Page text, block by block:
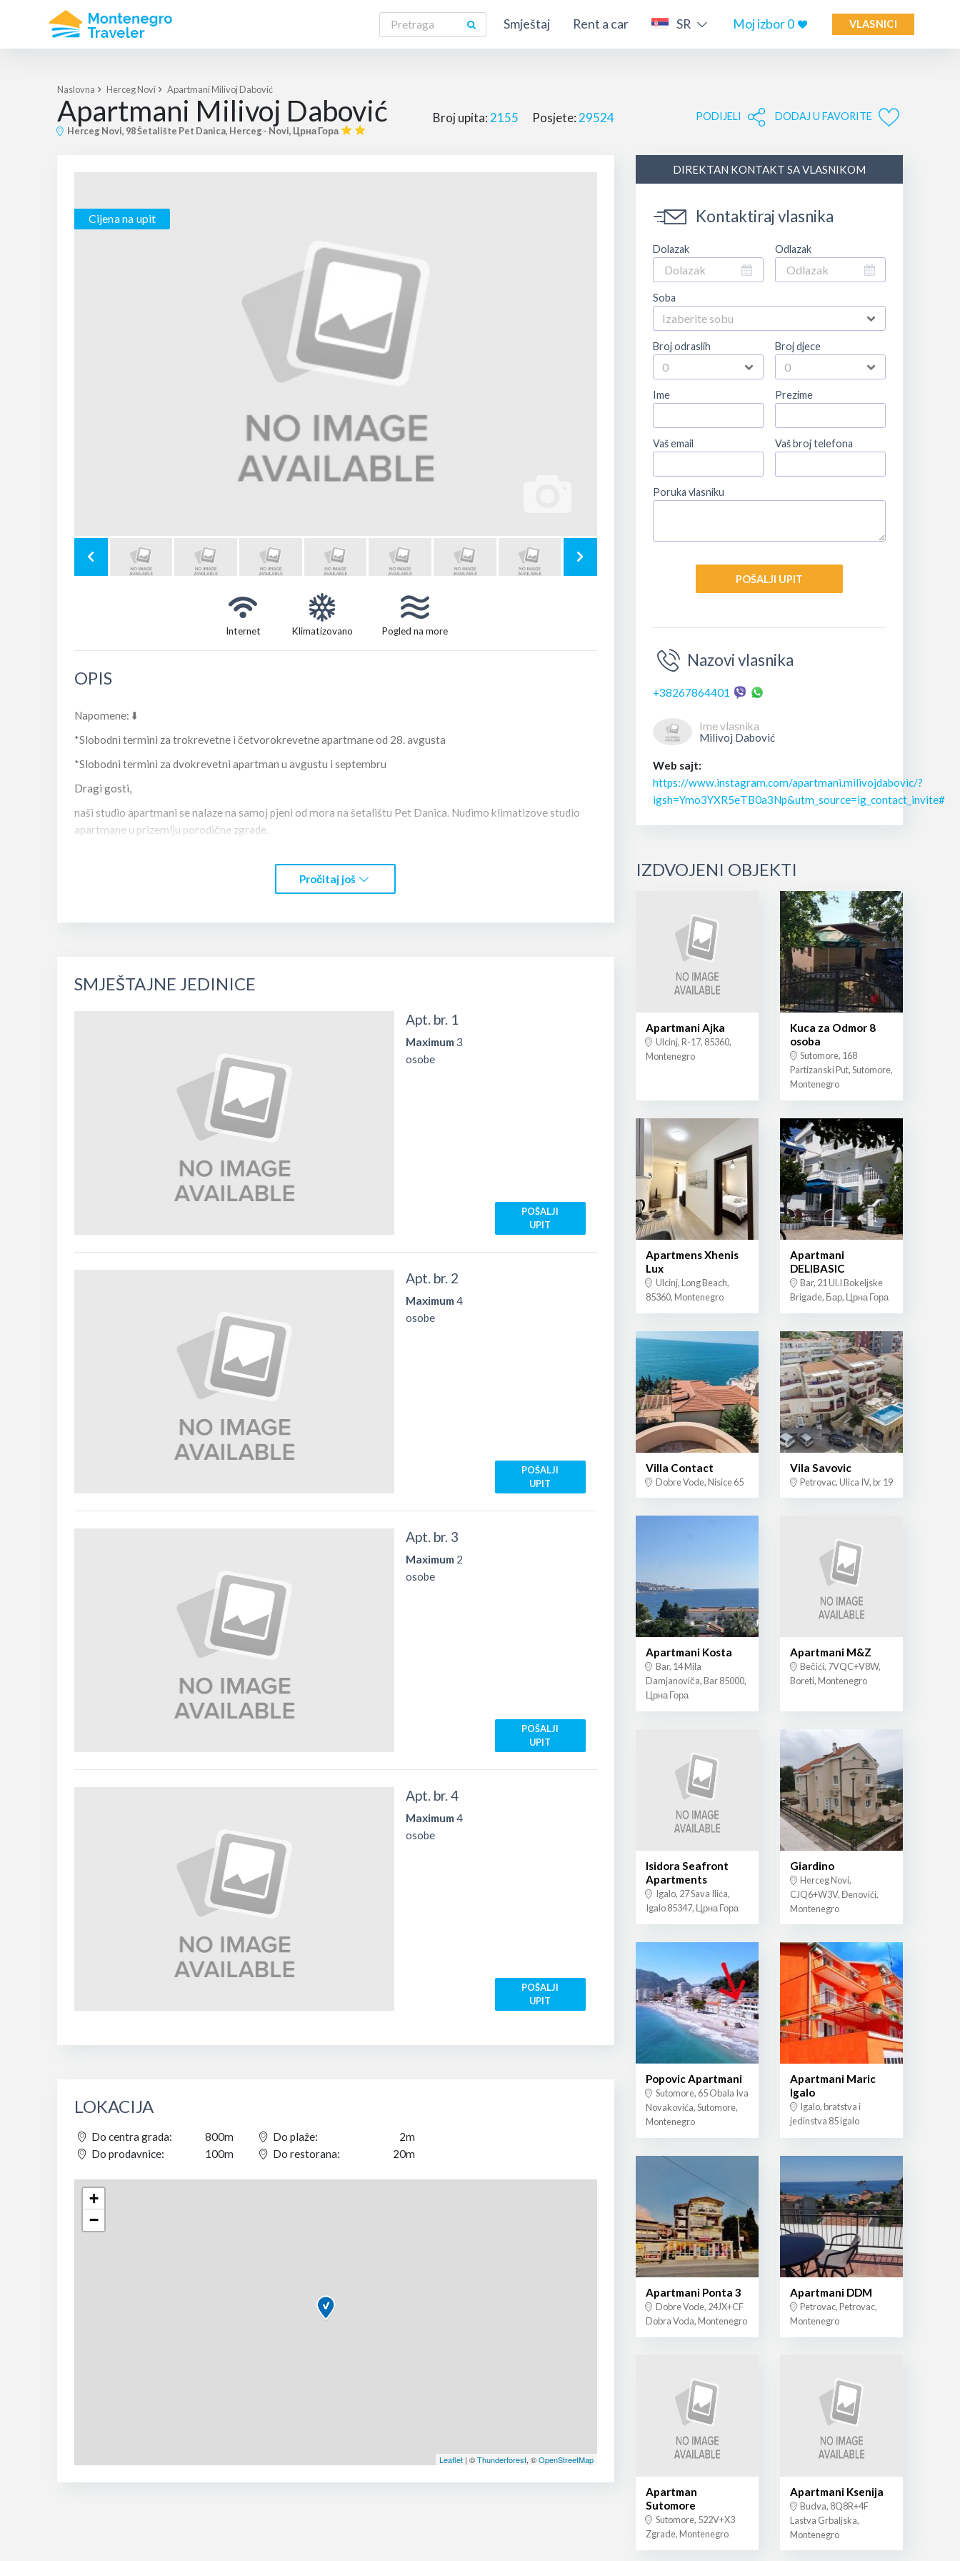
Smještaj Rent a car SR Moj izbor0 VLASNICI
Naslovna Herceg Novi Apartmani Milivoj Dabović
Apartmani Milivoj Dabović
Herceg Novi, 98 Šetalište Pet Danica, Herceg - Novi, Црна Гора
Broj upita: 2155 Posjete: 29524 PODIJELI DODAJ U FAVORITE
Cijena na upit
Internet Klimatizovano Pogled na more
OPIS
Napomene: ⬇️
*Slobodni termini za trokrevetne i četvorokrevetne apartmane od 28. avgusta
*Slobodni termini za dvokrevetni apartman u avgustu i septembru
Dragi gosti,
naši studio apartmani se nalaze na samoj pjeni od mora na šetalištu Pet Danica. Nudimo klimatizove studio
apartmane u prizemlju porodične zgrade.
Plaža je javna i možete ponijeti sa sobom sve što vam je potrebno (ležaljke, suncobran, kafu i sl.). Postoji i dio u
blizini, u sklopu marine Lazure Marina, i bar/restoran Wine O’Clock, gdje možete uživati u mediteranskim
Na oko 10 minuta hoda nalazi se Manastir Savina, dok je Stari grad udaljen približno 25 minuta lagane šetnje ili
Video prikaze apartmana možete pronaći na linku
Vaš domaćin, Milivoj Dabović
Pročitaj još
SMJEŠTAJNE JEDINICE
Apt. br. 1
Maximum 3
osobe
POŠALJI
UPIT
Apt. br. 2
Maximum 4
osobe
POŠALJI
UPIT
Apt. br. 3
Maximum 2
osobe
POŠALJI
UPIT
Apt. br. 4
Maximum 4
osobe
POŠALJI
UPIT
LOKACIJA
Do centra grada: 800m Do plaže:
2m
Do prodavnice:
100m Do restorana: 20m
+
−
Leaflet| ©Thunderforest, ©OpenStreetMap
DIREKTAN KONTAKT SA VLASNIKOM
Kontaktiraj vlasnika
Dolazak Odlazak
Soba
Broj odraslih Broj djece
Ime Prezime
Vaš email Vaš broj telefona
Poruka vlasniku
POŠALJI UPIT
Nazovi vlasnika
+38267864401
Ime vlasnika
Milivoj Dabović
Web sajt:
https://www.instagram.com/apartmani.milivojdabovic/?
igsh=Ymo3YXR5eTB0a3Np&utm_source=ig_contact_invite#
IZDVOJENI OBJEKTI
Apartmani Ajka
Ulcinj, R-17, 85360,
Montenegro
Kuca za Odmor 8
osoba
Sutomore, 168
Partizanski Put, Sutomore,
Montenegro
Apartmens Xhenis
Lux
Ulcinj, Long Beach,
85360, Montenegro
Apartmani
DELIBASIC
Bar, 21 Ul.I Bokeljske
Brigade, Бар, Црна Гора
Villa Contact
Dobre Vode, Nisice 65
Vila Savovic
Petrovac, Ulica IV, br 19
Apartmani Kosta
Bar, 14 Mila
Damjanoviča, Bar 85000,
Црна Гора
Apartmani M&Z
Bečići, 7VQC+V8W,
Boreti, Montenegro
Isidora Seafront
Apartments
Igalo, 27 Sava Ilića,
Igalo 85347, Црна Гора
Giardino
Herceg Novi,
CJQ6+W3V, Đenovići,
Montenegro
Popovic Apartmani
Sutomore, 65 Obala Iva
Novakovića, Sutomore,
Montenegro
Apartmani Maric
Igalo
Igalo, bratstva i
jedinstva 85 igalo
Apartmani Ponta 3
Dobre Vode, 24JX+CF
Dobra Voda, Montenegro
Apartmani DDM
Petrovac, Petrovac,
Montenegro
Apartman
Sutomore
Sutomore, 522V+X3
Zgrade, Montenegro
Apartmani Ksenija
Budva, 8Q8R+4F
Lastva Grbaljska,
Montenegro